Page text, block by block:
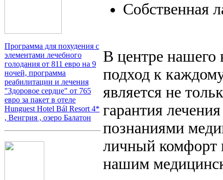
Программа для похудения с
элементами лечебного
голодания от 811 евро на 9
ночей, программа
реабилитации и лечения
"Здоровое сердце" от 765
евро за пакет в отеле
Hunguest Hotel Bál Resort 4*
, Венгрия , озеро Балатон
Собственная
В центре нашего
подход к
является не
гарантия
познаниями
личный комфорт
нашим